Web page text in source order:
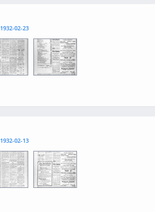
1932-02-23
0004
1932-02-13